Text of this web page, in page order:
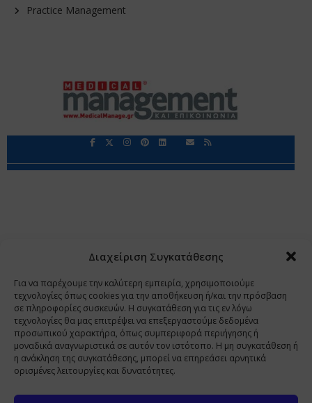
Διαχείριση Συγκατάθεσης
Για να παρέχουμε την καλύτερη εμπειρία, χρησιμοποιούμε
τεχνολογίες όπως cookies για την αποθήκευση ή/και την πρόσβαση
σε πληροφορίες συσκευών. Η συγκατάθεση για τις εν λόγω
τεχνολογίες θα μας επιτρέψει να επεξεργαστούμε δεδομένα
προσωπικού χαρακτήρα, όπως συμπεριφορά περιήγησης ή
μοναδικά αναγνωριστικά σε αυτόν τον ιστότοπο. Η μη συγκατάθεση ή
η ανάκληση της συγκατάθεσης, μπορεί να επηρεάσει αρνητικά
ορισμένες λειτουργίες και δυνατότητες.
Practice Management
Copyright 2009 - 2026 © Χαραμή Α.Ε.
www.PharmaManage.gr • www.HealthExpo.gr • www.YO.gr
•
www.GreekShares.com • www.eLearning-
PharmaManage.gr • www.Charami-SA.gr